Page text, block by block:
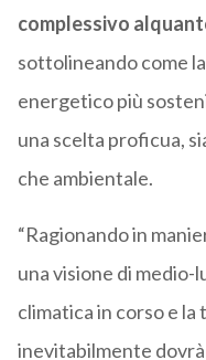
complessivo
sottolineando come
energetico più
una scelta proficua,
che ambientale.
“Ragionando in
una visione di medio-
climatica in corso e
inevitabilmente dovrà